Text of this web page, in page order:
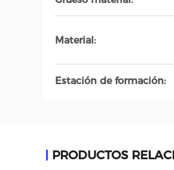
Material:
Estación de formación: